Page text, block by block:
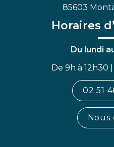
85603
Horaires
Du lundi
De 9h à 12h30
02 51
Nous